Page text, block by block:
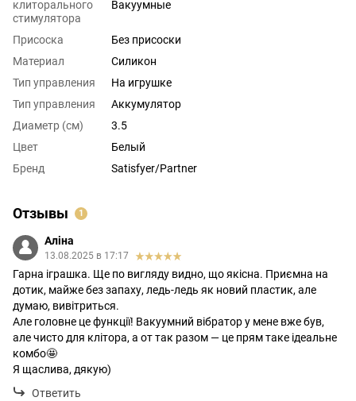
клиторального
стимулятора
Вакуумные
Присоска
Без присоски
Материал
Силикон
Тип управления
На игрушке
Тип управления
Аккумулятор
Диаметр (см)
3.5
Цвет
Белый
Бренд
Satisfyer/Partner
Отзывы 1
Аліна
13.08.2025 в 17:17
Гарна іграшка. Ще по вигляду видно, що якісна. Приємна на
дотик, майже без запаху, ледь-ледь як новий пластик, але
думаю, вивітриться.
Але головне це функції! Вакуумний вібратор у мене вже був,
але чисто для клітора, а от так разом — це прям таке ідеальне
комбо🤩
Я щаслива, дякую)
Ответить